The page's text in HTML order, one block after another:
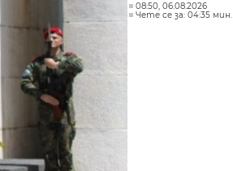
08:50, 06.08.2026
Чете се за: 04:35 мин.